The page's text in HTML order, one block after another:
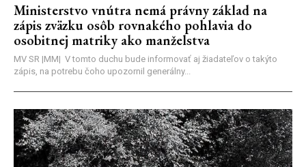
Ministerstvo vnútra nemá právny základ na
zápis zväzku osôb rovnakého pohlavia do
osobitnej matriky ako manželstva
MV SR |MM| V tomto duchu bude informovať aj žiadateľov o takýto
zápis, na potrebu čoho upozornil generálny...